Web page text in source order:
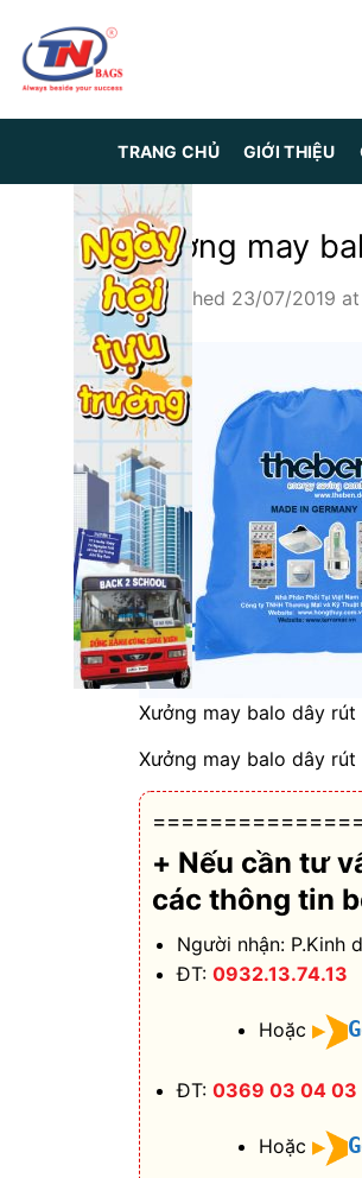
content
TRANG CHỦ GIỚI THIỆU
Xưởng may
Published 23/07/2019 at
Xưởng may balo dây rút
Xưởng may balo dây rút
+ Nếu cần tư
các thông tin
Người nhận: P.Kinh
ĐT: 0932.13.74.13
Hoặc
ĐT: 0369 03 04 03
Hoặc